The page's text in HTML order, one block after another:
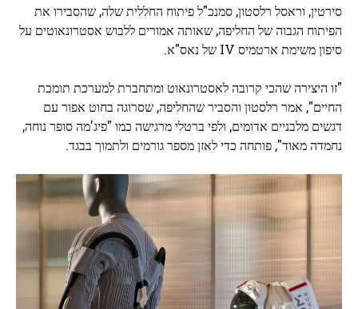
סירטין, וראסל רלסטון, סמנכ"ל פיתוח החללית שלה, שהסבירו את
הפיתוח הגבוה של החליפה, שאותה אמורים ללבוש אסטרונאוטים על
סיפון משימת ארטמיס IV של נאס"א.
"זו היצירה שהכי קרובה לאסטרונאוט ומתחברת למערכת תומכת
החיים", אמר רלסטון והסביר שהחליפה, שסרוגה בחוט אפור עם
דגשים מלבניים אדומים, ולפי ברטלי מרגישה כמו "פיג'מה סופר נוחה,
נחמדה מאוד", פותחה כדי לאזן מספר גורמים ולתמוך בבגד.